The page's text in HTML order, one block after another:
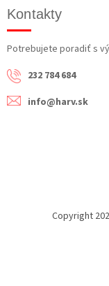
Kontakty
Potrebujete poradiť s
232 784 684
info@harv.sk
Copyright